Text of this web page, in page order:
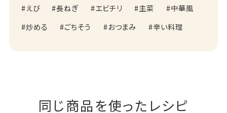
えび 長ねぎ エビチリ 主菜
中華風
炒める
ごちそう おつまみ 辛い料理
同じ商品を使ったレシピ